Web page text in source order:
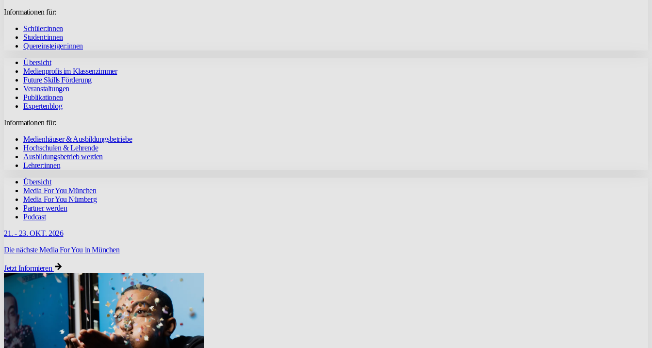
Informationen für:
Schüler:innen
Student:innen
Quereinsteiger:innen
Übersicht
Medienprofis im Klassenzimmer
Future Skills Förderung
Veranstaltungen
Publikationen
Expertenblog
Informationen für:
Medienhäuser & Ausbildungsbetriebe
Hochschulen & Lehrende
Ausbildungsbetrieb werden
Lehrer:innen
Übersicht
Media For You München
Media For You Nürnberg
Partner werden
Podcast
21. - 23. OKT. 2026
Die nächste Media For You in München
Jetzt Informieren